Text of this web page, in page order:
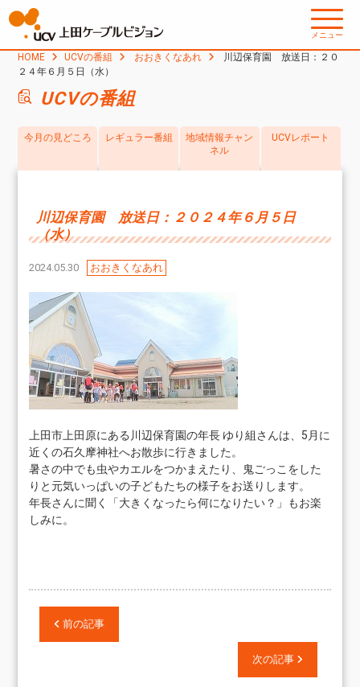
メニュー
HOME UCVの番組 おおきくなあれ
川辺保育園 放送日：２０
２４年６月５日（水）
UCVの番組
今月の見どころ レギュラー番組
地域情報チャン
ネル
UCVレポート
川辺保育園 放送日：２０２４年６月５日
（水）
2024.05.30 おおきくなあれ
上田市上田原にある川辺保育園の年長 ゆり組さんは、5月に
近くの石久摩神社へお散歩に行きました。
暑さの中でも虫やカエルをつかまえたり、鬼ごっこをした
りと元気いっぱいの子どもたちの様子をお送りします。
年長さんに聞く「大きくなったら何になりたい？」もお楽
しみに。
前の記事
次の記事